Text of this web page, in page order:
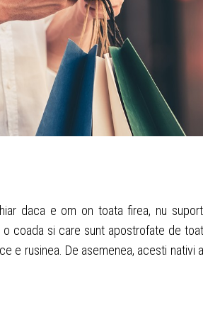
daca e om оn toata firea, nu
coada si care sunt apostrofate de
e rusinea. De asemenea, acesti nativi